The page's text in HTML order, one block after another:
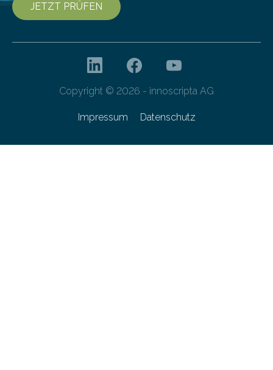
JETZT PRÜFEN
Copyright © 2026 - innoscripta AG
Impressum Datenschutz